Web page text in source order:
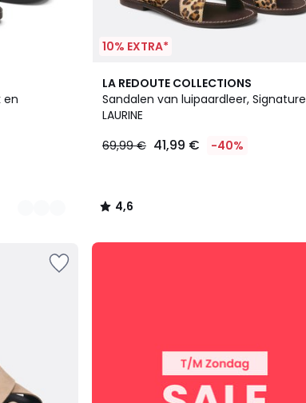
en
10% EXTRA*
LA REDOUTE COLLECTIONS
Sandalen van luipaardleer, Signature
LAURINE
69,99 € 41,99 € -40%
4,6
/ 5
4,6
/
SALE